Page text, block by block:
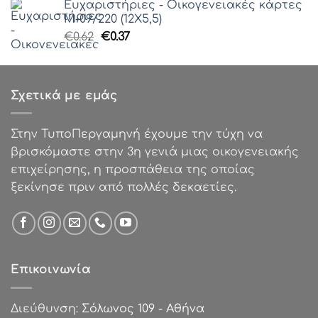
€85.00.είναι:
€50.00.
Ευχαριστήριες - Οικογενειακές κάρτες
Μ-09/220 (12Χ5,5)
€0.62 Original
was:
€0.37Η
τιμή
Σχετικά με εμάς
Στην ΤυποΠεργαμηνή έχουμε την τύχη να
βρισκόμαστε στην 3η γενιά μιας οικογενειακής
επιχείρησης, η προσπάθεια της οποίας
ξεκίνησε πριν από πολλές δεκαετίες.
Επικοινωνία
Διεύθυνση: Σόλωνος 109 - Αθήνα